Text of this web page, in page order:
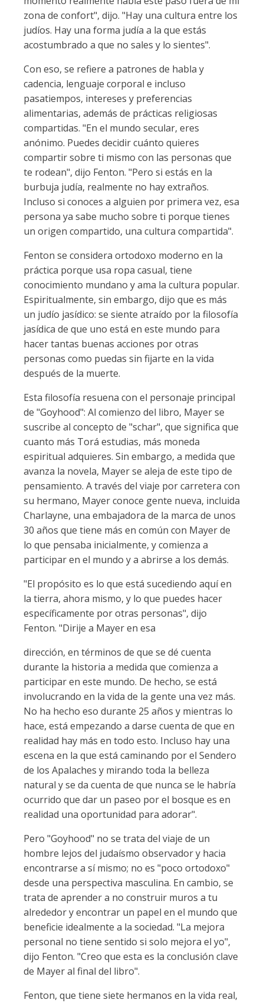
zona de confort", dijo. "Hay una cultura entre los
judíos. Hay una forma judía a la que estás
acostumbrado a que no sales y lo sientes".
Con eso, se refiere a patrones de habla y
cadencia, lenguaje corporal e incluso
pasatiempos, intereses y preferencias
alimentarias, además de prácticas religiosas
compartidas. "En el mundo secular, eres
anónimo. Puedes decidir cuánto quieres
compartir sobre ti mismo con las personas que
te rodean", dijo Fenton. "Pero si estás en la
burbuja judía, realmente no hay extraños.
Incluso si conoces a alguien por primera vez, esa
persona ya sabe mucho sobre ti porque tienes
un origen compartido, una cultura compartida".
Fenton se considera ortodoxo moderno en la
práctica porque usa ropa casual, tiene
conocimiento mundano y ama la cultura popular.
Espiritualmente, sin embargo, dijo que es más
un judío jasídico: se siente atraído por la filosofía
jasídica de que uno está en este mundo para
hacer tantas buenas acciones por otras
personas como puedas sin fijarte en la vida
después de la muerte.
Esta filosofía resuena con el personaje principal
de "Goyhood": Al comienzo del libro, Mayer se
suscribe al concepto de "schar", que significa que
cuanto más Torá estudias, más moneda
espiritual adquieres. Sin embargo, a medida que
avanza la novela, Mayer se aleja de este tipo de
pensamiento. A través del viaje por carretera con
su hermano, Mayer conoce gente nueva, incluida
Charlayne, una embajadora de la marca de unos
30 años que tiene más en común con Mayer de
lo que pensaba inicialmente, y comienza a
participar en el mundo y a abrirse a los demás.
"El propósito es lo que está sucediendo aquí en
la tierra, ahora mismo, y lo que puedes hacer
específicamente por otras personas", dijo
Fenton. "Dirije a Mayer en esa
dirección, en términos de que se dé cuenta
durante la historia a medida que comienza a
participar en este mundo. De hecho, se está
involucrando en la vida de la gente una vez más.
No ha hecho eso durante 25 años y mientras lo
hace, está empezando a darse cuenta de que en
realidad hay más en todo esto. Incluso hay una
escena en la que está caminando por el Sendero
de los Apalaches y mirando toda la belleza
natural y se da cuenta de que nunca se le habría
ocurrido que dar un paseo por el bosque es en
realidad una oportunidad para adorar".
Pero "Goyhood" no se trata del viaje de un
hombre lejos del judaísmo observador y hacia
encontrarse a sí mismo; no es "poco ortodoxo"
desde una perspectiva masculina. En cambio, se
trata de aprender a no construir muros a tu
alrededor y encontrar un papel en el mundo que
beneficie idealmente a la sociedad. "La mejora
personal no tiene sentido si solo mejora el yo",
dijo Fenton. "Creo que esta es la conclusión clave
de Mayer al final del libro".
Fenton, que tiene siete hermanos en la vida real,